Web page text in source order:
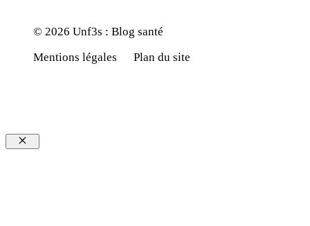
© 2026 Unf3s : Blog santé
Mentions légales
Plan du site
Fermer